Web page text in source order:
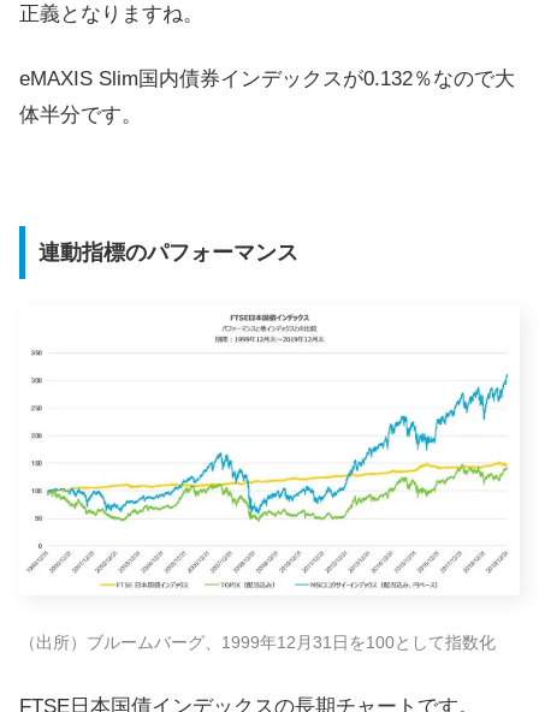
正義となりますね。
eMAXIS Slim国内債券インデックスが0.132％なので大
体半分です。
連動指標のパフォーマンス
（出所）ブルームバーグ、1999年12月31日を100として指数化
FTSE日本国債インデックスの長期チャートです。